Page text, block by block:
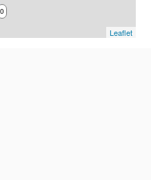
0
Leaflet